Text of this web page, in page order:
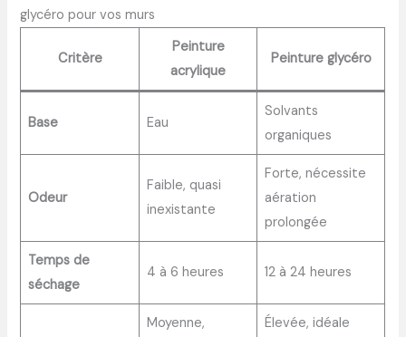
glycéro pour vos murs
Critère
Peinture
acrylique
Peinture glycéro
Base Eau
Solvants
organiques
Odeur
Faible, quasi
inexistante
Forte, nécessite
aération
prolongée
Temps de
séchage
4 à 6 heures 12 à 24 heures
Moyenne,
Élevée, idéale